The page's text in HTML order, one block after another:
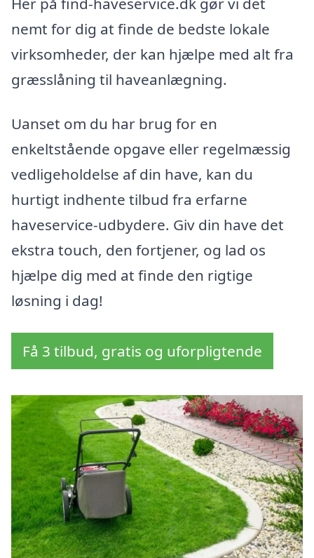
nemt for dig at finde de bedste lokale
virksomheder, der kan hjælpe med alt fra
græsslåning til haveanlægning.
Uanset om du har brug for en
enkeltstående opgave eller regelmæssig
vedligeholdelse af din have, kan du
hurtigt indhente tilbud fra erfarne
haveservice-udbydere. Giv din have det
ekstra touch, den fortjener, og lad os
hjælpe dig med at finde den rigtige
løsning i dag!
Få 3 tilbud, gratis og uforpligtende